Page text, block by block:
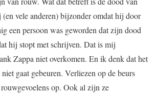
vele anderen) bijzonder omdat hij door
een persoon was geworden dat zijn dood
hij stopt met schrijven. Dat is mij
Zappa niet overkomen. En ik denk dat het
gaat gebeuren. Verliezen op de beurs
op. Ook al zijn ze